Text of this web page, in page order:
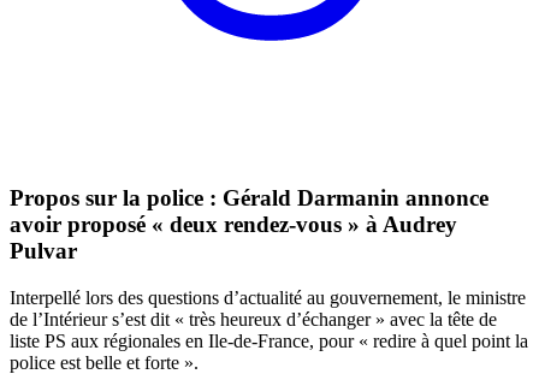
Propos sur la police : Gérald Darmanin annonce
avoir proposé « deux rendez-vous » à Audrey
Pulvar
Interpellé lors des questions d’actualité au gouvernement, le ministre
de l’Intérieur s’est dit « très heureux d’échanger » avec la tête de
liste PS aux régionales en Ile-de-France, pour « redire à quel point la
police est belle et forte ».